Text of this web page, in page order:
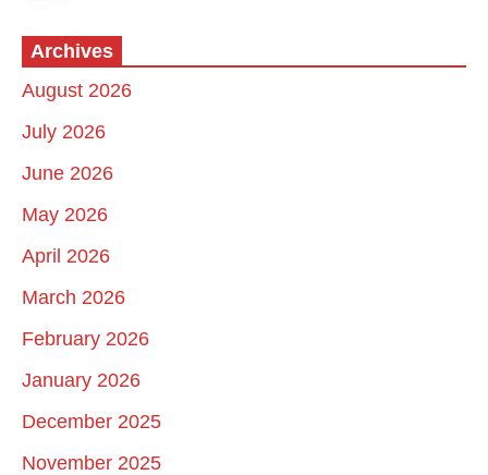
Archives
August 2026
July 2026
June 2026
May 2026
April 2026
March 2026
February 2026
January 2026
December 2025
November 2025